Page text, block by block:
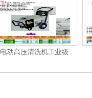
电动高压清洗机工业级